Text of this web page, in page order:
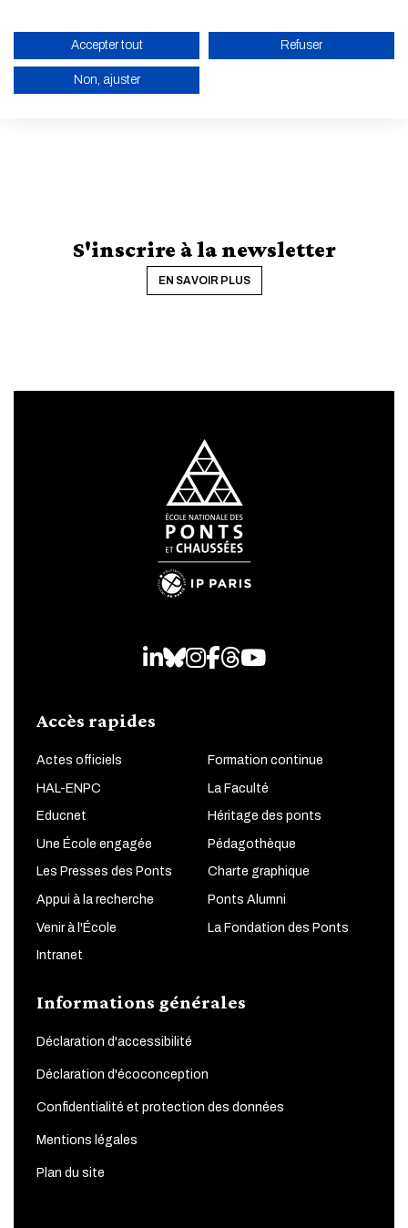
TOUTES LES ACTUALITÉS ET LES ÉVÈNEMENTS
S'inscrire à la newsletter
EN SAVOIR PLUS
LinkedIn
Bluesky
Instagram
Facebook
Threads
Youtube
Accès rapides
Actes officiels Formation continue
HAL-ENPC La Faculté
Educnet Héritage des ponts
Une École engagée Pédagothèque
Les Presses des Ponts Charte graphique
Appui à la recherche Ponts Alumni
Venir à l'École La Fondation des Ponts
Intranet
Informations générales
Déclaration d'accessibilité
Déclaration d'écoconception
Confidentialité et protection des données
Mentions légales
Plan du site
Accepter tout Refuser
Non, ajuster